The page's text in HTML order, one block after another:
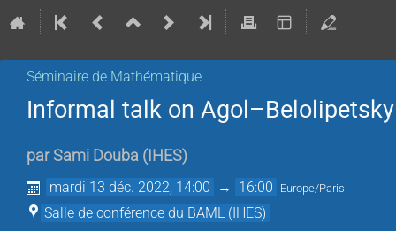
Séminaire de Mathématique
Informal talk on
par Sami Douba ( IHES)
mardi 13 déc. 2022, 14:00 → 16:00 Europe/Paris
Salle de conférence du BAML (IHES)